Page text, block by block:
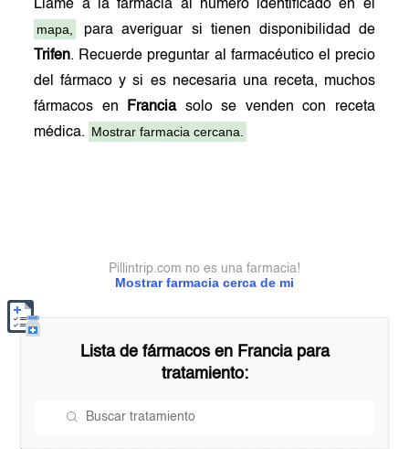
Llame a la farmacia al número identificado en el
mapa,
para averiguar si tienen disponibilidad de
Trifen. Recuerde preguntar al farmacéutico el precio
del fármaco y si es necesaria una receta, muchos
fármacos en
Franciasolo se venden con receta
médica. Mostrar farmacia cercana.
Mostrar farmacia cerca de mi
Pillintrip.com no es una farmacia!
Lista de fármacos en Franciapara
tratamiento: